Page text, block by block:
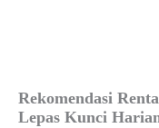
Rekomendasi
Lepas Kunci